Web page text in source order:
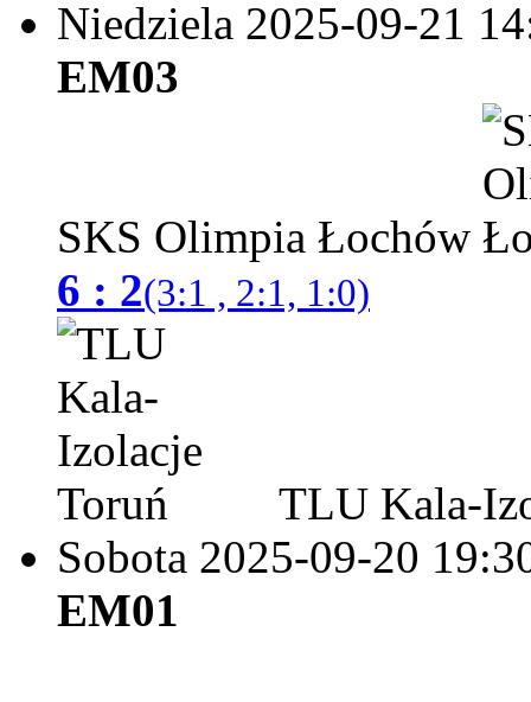
Niedziela 2025-09-21
EM03
SKS Olimpia Łochów
6 : 2(3:1 , 2:1, 1:0)
TLU Kala-
Sobota 2025-09-20
EM01